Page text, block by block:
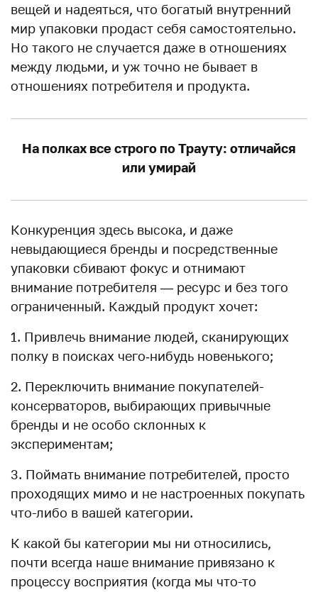
вещей и надеяться, что богатый внутренний
мир упаковки продаст себя самостоятельно.
Но такого не случается даже в отношениях
между людьми, и уж точно не бывает в
отношениях потребителя и продукта.
На полках все строго по Трауту: отличайся
или умирай
Конкуренция здесь высока, и даже
невыдающиеся бренды и посредственные
упаковки сбивают фокус и отнимают
внимание потребителя — ресурс и без того
ограниченный. Каждый продукт хочет:
1. Привлечь внимание людей, сканирующих
полку в поисках чего‑нибудь новенького;
2. Переключить внимание покупателей-
консерваторов, выбирающих привычные
бренды и не особо склонных к
экспериментам;
3. Поймать внимание потребителей, просто
проходящих мимо и не настроенных покупать
что-либо в вашей категории.
К какой бы категории мы ни относились,
почти всегда наше внимание привязано к
процессу восприятия (когда мы что-то